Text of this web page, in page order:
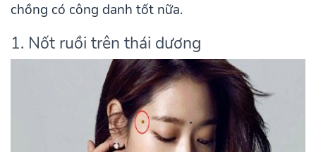
chồng có công danh tốt nữa.
1. Nốt ruồi trên thái dương